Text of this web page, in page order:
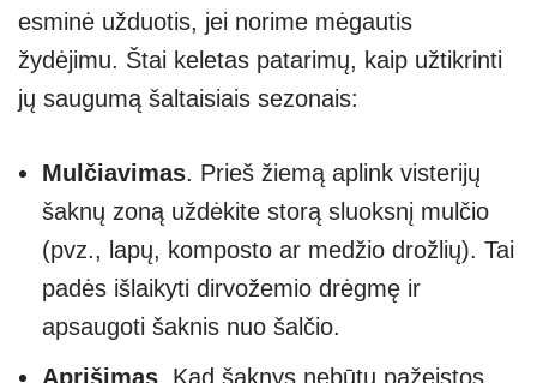
esminė užduotis, jei norime mėgautis
žydėjimu. Štai keletas patarimų, kaip užtikrinti
jų saugumą šaltaisiais sezonais:
Mulčiavimas. Prieš žiemą aplink visterijų
šaknų zoną uždėkite storą sluoksnį mulčio
(pvz., lapų, komposto ar medžio drožlių). Tai
padės išlaikyti dirvožemio drėgmę ir
apsaugoti šaknis nuo šalčio.
Aprišimas . Kad šaknys nebūtų pažeistos